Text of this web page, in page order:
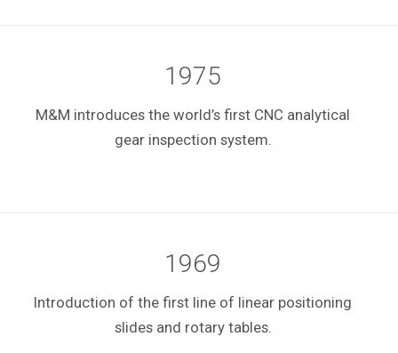
1975
M&M introduces the world’s first CNC analytical
gear inspection system.
1969
Introduction of the first line of linear positioning
slides and rotary tables.